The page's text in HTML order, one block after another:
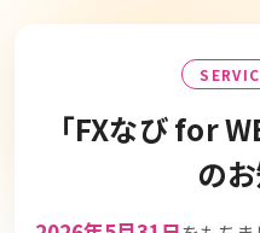
「FXなび for
の